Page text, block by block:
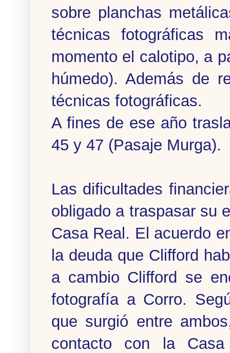
sobre planchas
técnicas fotográficas
momento el calotipo, a
húmedo). Además de
técnicas fotográficas.
A fines de ese año
45 y 47 (Pasaje Murga).
Las dificultades
obligado a traspasar su
Casa Real. El acuerdo
la deuda que Clifford
a cambio Clifford se
fotografía a Corro.
que surgió entre
contacto con la